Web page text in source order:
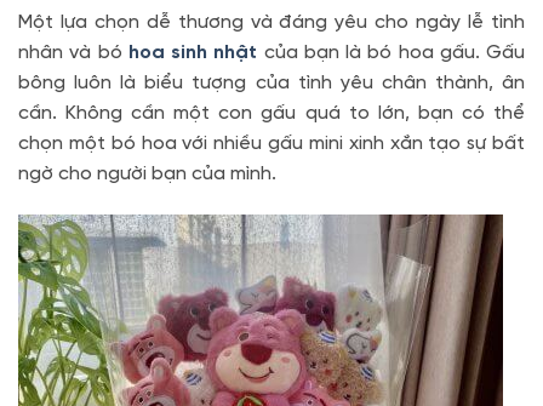
Một lựa chọn dễ thương và đáng yêu cho ngày lễ tình
nhân và bó hoa sinh nhật của bạn là bó hoa gấu. Gấu
bông luôn là biểu tượng của tình yêu chân thành, ân
cần. Không cần một con gấu quá to lớn, bạn có thể
chọn một bó hoa với nhiều gấu mini xinh xắn tạo sự bất
ngờ cho người bạn của mình.